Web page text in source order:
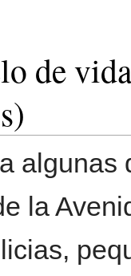
de
algunas
la